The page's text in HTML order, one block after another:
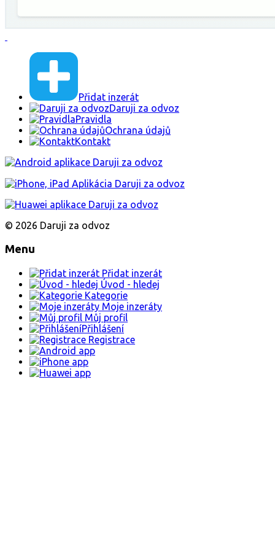
Přidat inzerát
Daruji za odvoz
Pravidla
Ochrana údajů
Kontakt
© 2026 Daruji za odvoz
Menu
Přidat inzerát
Úvod - hledej
Kategorie
Moje inzeráty
Můj profil
Přihlášení
Registrace